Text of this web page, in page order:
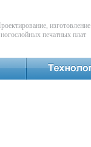
печатных плат